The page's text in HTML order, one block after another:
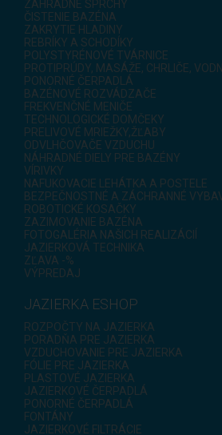
ZÁHRADNÉ SPRCHY
ČISTENIE BAZÉNA
ZAKRYTIE HLADINY
REBRÍKY A SCHODÍKY
POLYSTYRÉNOVÉ TVÁRNICE
PROTIPRÚDY, MASÁŽE, CHRLIČE,
PONORNÉ ČERPADLÁ
BAZÉNOVÉ ROZVÁDZAČE
FREKVENČNÉ MENIČE
TECHNOLOGICKÉ DOMČEKY
PRELIVOVÉ MRIEŽKY,ŽĽABY
ODVLHČOVAČE VZDUCHU
NÁHRADNÉ DIELY PRE BAZÉNY
VÍRIVKY
NAFUKOVACIE LEHÁTKA A POSTELE
BEZPEČNOSTNÉ A ZÁCHRANNÉ
ROBOTICKÉ KOSAČKY
ZAZIMOVANIE BAZÉNA
FOTOGALÉRIA NAŠICH REALIZÁCIÍ
JAZIERKOVÁ TECHNIKA
ZĽAVA -%
VÝPREDAJ
JAZIERKA ESHOP
ROZPOČTY NA JAZIERKA
PORADŇA PRE JAZIERKA
VZDUCHOVANIE PRE JAZIERKA
FÓLIE PRE JAZIERKA
PLASTOVÉ JAZIERKA
JAZIERKOVÉ ČERPADLÁ
PONORNÉ ČERPADLÁ
FONTÁNY
JAZIERKOVÉ FILTRÁCIE